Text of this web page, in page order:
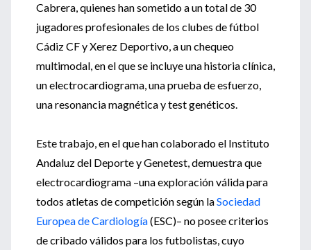
Cabrera, quienes han sometido a un total de 30
jugadores profesionales de los clubes de fútbol
Cádiz CF y Xerez Deportivo, a un chequeo
multimodal, en el que se incluye una historia clínica,
un electrocardiograma, una prueba de esfuerzo,
una resonancia magnética y test genéticos.
Este trabajo, en el que han colaborado el Instituto
Andaluz del Deporte y Genetest, demuestra que
electrocardiograma –una exploración válida para
todos atletas de competición según laSociedad
Europea de Cardiología(ESC)– no posee criterios
de cribado válidos para los futbolistas, cuyo